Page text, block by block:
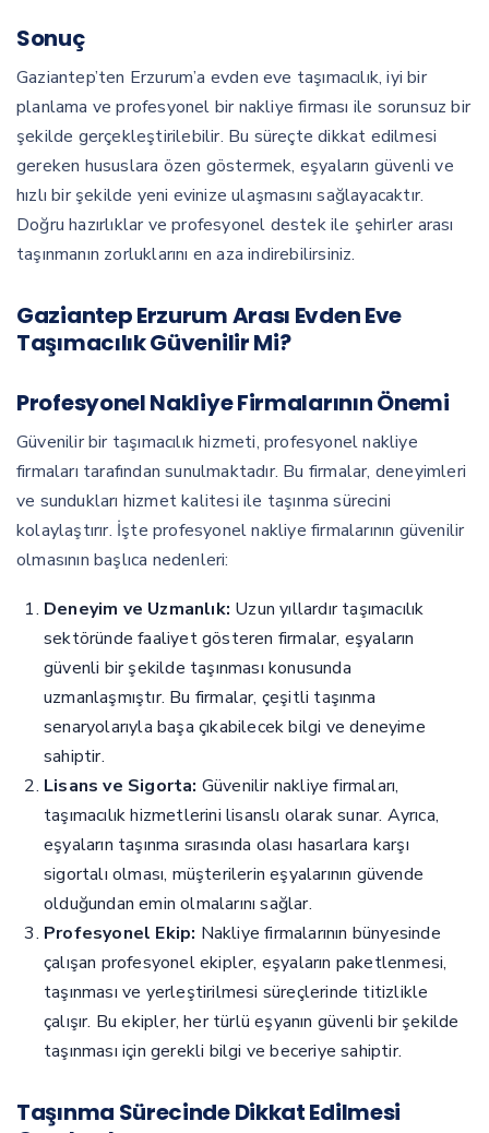
Sonuç
Gaziantep’ten Erzurum’a evden eve taşımacılık, iyi bir
planlama ve profesyonel bir nakliye firması ile sorunsuz bir
şekilde gerçekleştirilebilir. Bu süreçte dikkat edilmesi
gereken hususlara özen göstermek, eşyaların güvenli ve
hızlı bir şekilde yeni evinize ulaşmasını sağlayacaktır.
Doğru hazırlıklar ve profesyonel destek ile şehirler arası
taşınmanın zorluklarını en aza indirebilirsiniz.
Gaziantep Erzurum Arası Evden Eve
Taşımacılık Güvenilir Mi?
Profesyonel Nakliye Firmalarının Önemi
Güvenilir bir taşımacılık hizmeti, profesyonel nakliye
firmaları tarafından sunulmaktadır. Bu firmalar, deneyimleri
ve sundukları hizmet kalitesi ile taşınma sürecini
kolaylaştırır. İşte profesyonel nakliye firmalarının güvenilir
olmasının başlıca nedenleri:
Deneyim ve Uzmanlık: Uzun yıllardır taşımacılık
sektöründe faaliyet gösteren firmalar, eşyaların
güvenli bir şekilde taşınması konusunda
uzmanlaşmıştır. Bu firmalar, çeşitli taşınma
senaryolarıyla başa çıkabilecek bilgi ve deneyime
sahiptir.
Lisans ve Sigorta: Güvenilir nakliye firmaları,
taşımacılık hizmetlerini lisanslı olarak sunar. Ayrıca,
eşyaların taşınma sırasında olası hasarlara karşı
sigortalı olması, müşterilerin eşyalarının güvende
olduğundan emin olmalarını sağlar.
Profesyonel Ekip: Nakliye firmalarının bünyesinde
çalışan profesyonel ekipler, eşyaların paketlenmesi,
taşınması ve yerleştirilmesi süreçlerinde titizlikle
çalışır. Bu ekipler, her türlü eşyanın güvenli bir şekilde
taşınması için gerekli bilgi ve beceriye sahiptir.
Taşınma Sürecinde Dikkat Edilmesi